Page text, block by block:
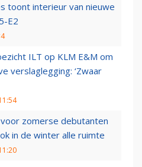
toont interieur van nieuwe
E2
ILT op KLM E&M om
verslaglegging: ‘Zwaar
zomerse debutanten
in de winter alle ruimte